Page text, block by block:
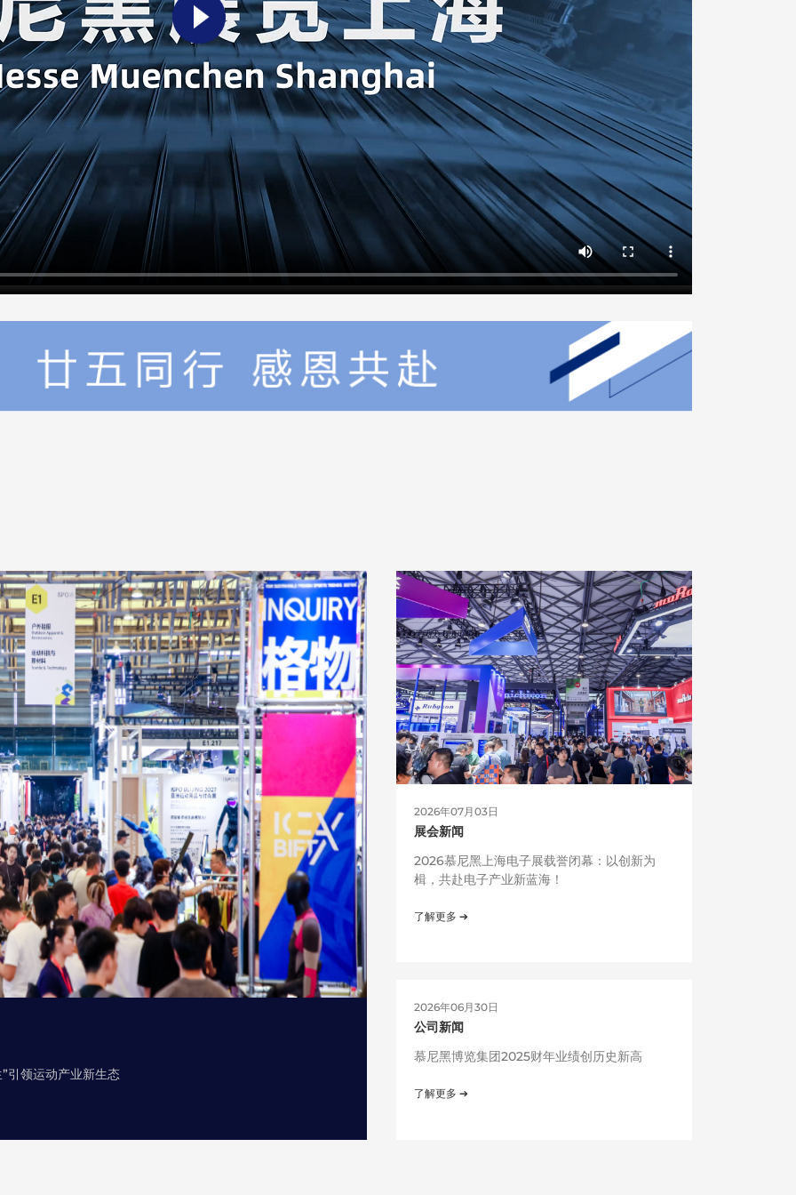
引领运动产业新生态
2026年07月03日
展会新闻
2026慕尼黑上海电子展载誉闭幕：以创新为
楫，共赴电子产业新蓝海！
了解更多 ➔
2026年06月30日
公司新闻
慕尼黑博览集团2025财年业绩创历史新高
了解更多 ➔